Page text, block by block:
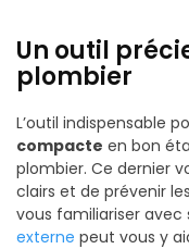
Un outil
plombier
L’outil indispensable
compacte en bon
plombier. Ce dernier
clairs et de prévenir
vous familiariser avec
externe peut vous y